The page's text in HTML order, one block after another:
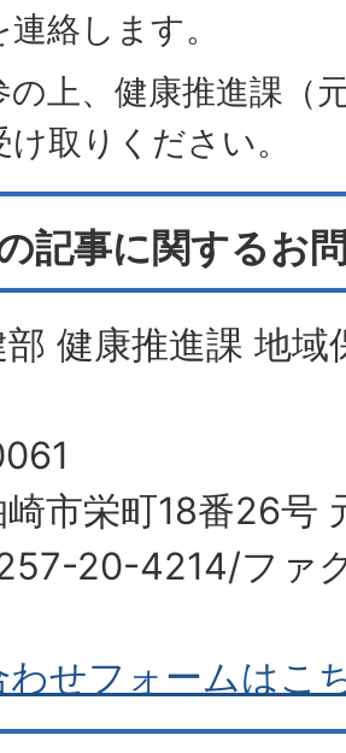
絡します。
の上、健康推進課（
取りください。
記事に関するお
健康推進課 地域
崎市栄町18番26号
20-4214/ファ
わせフォームはこ